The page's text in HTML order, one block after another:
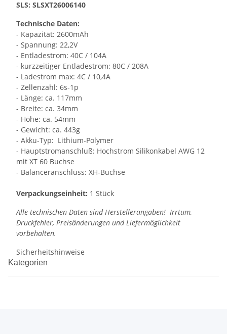
SLS: SLSXT26006140
Technische Daten:
- Kapazität: 2600mAh
- Spannung: 22,2V
- Entladestrom: 40C / 104A
- kurzzeitiger Entladestrom: 80C / 208A
- Ladestrom max: 4C / 10,4A
- Zellenzahl: 6s-1p
- Länge: ca. 117mm
- Breite: ca. 34mm
- Höhe: ca. 54mm
- Gewicht: ca. 443g
- Akku-Typ: Lithium-Polymer
- Hauptstromanschluß: Hochstrom Silikonkabel AWG 12
mit XT 60 Buchse
- Balanceranschluss: XH-Buchse
Verpackungseinheit: 1 Stück
Alle technischen Daten sind Herstellerangaben! Irrtum,
Druckfehler, Preisänderungen und Liefermöglichkeit
vorbehalten.
Sicherheitshinweise
Kategorien